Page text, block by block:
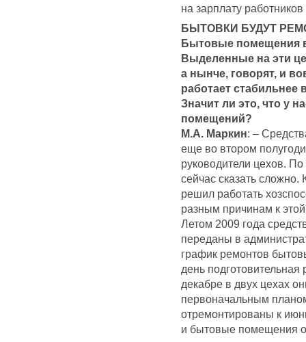
на зарплату
БЫТОВКИ БУДУТ
Бытовые помещения в
Выделенные на эти
а нынче, говорят, и
работает стабильнее
Значит ли это, что у
помещений?
М.А. Маркин: –
еще во втором
руководители цехов.
сейчас сказать сложно.
решил работать
разным причинам к
Летом 2009 года
переданы в
график ремонтов
день
декабре в двух цехах
первоначальным
отремонтированы к
и бытовые помещения